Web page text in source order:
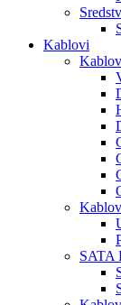
Kablovi
SATA